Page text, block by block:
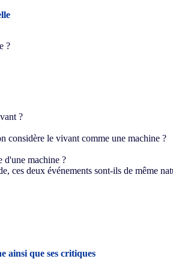
?
?
considère le vivant comme une machine ?
d'une machine ?
ces deux événements sont-ils de même
ainsi que ses critiques